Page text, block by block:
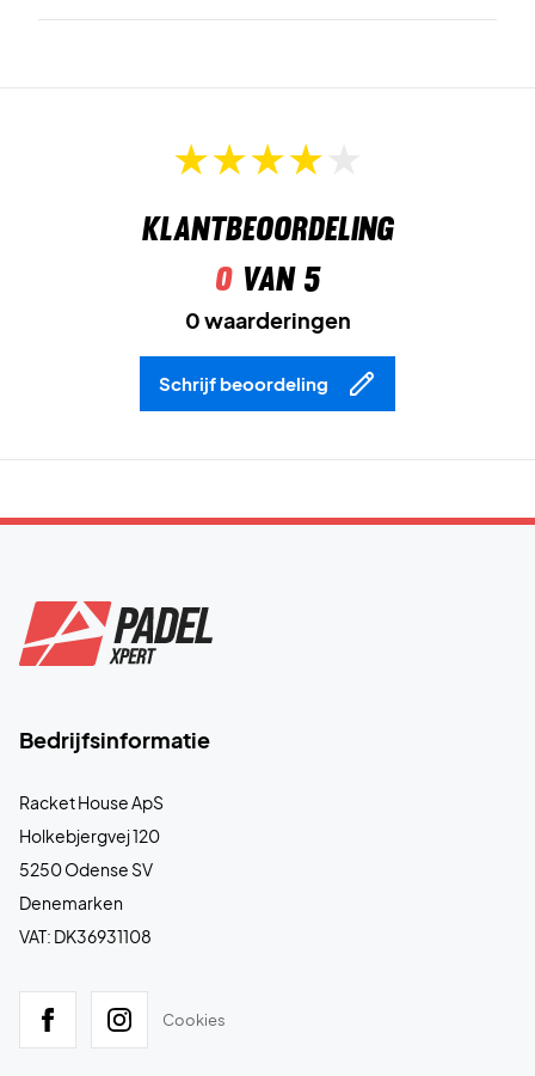
Klantbeoordeling
0van 5
0 waarderingen
Schrijf beoordeling
Bedrijfsinformatie
Racket House ApS
Holkebjergvej 120
5250 Odense SV
Denemarken
VAT: DK36931108
Cookies